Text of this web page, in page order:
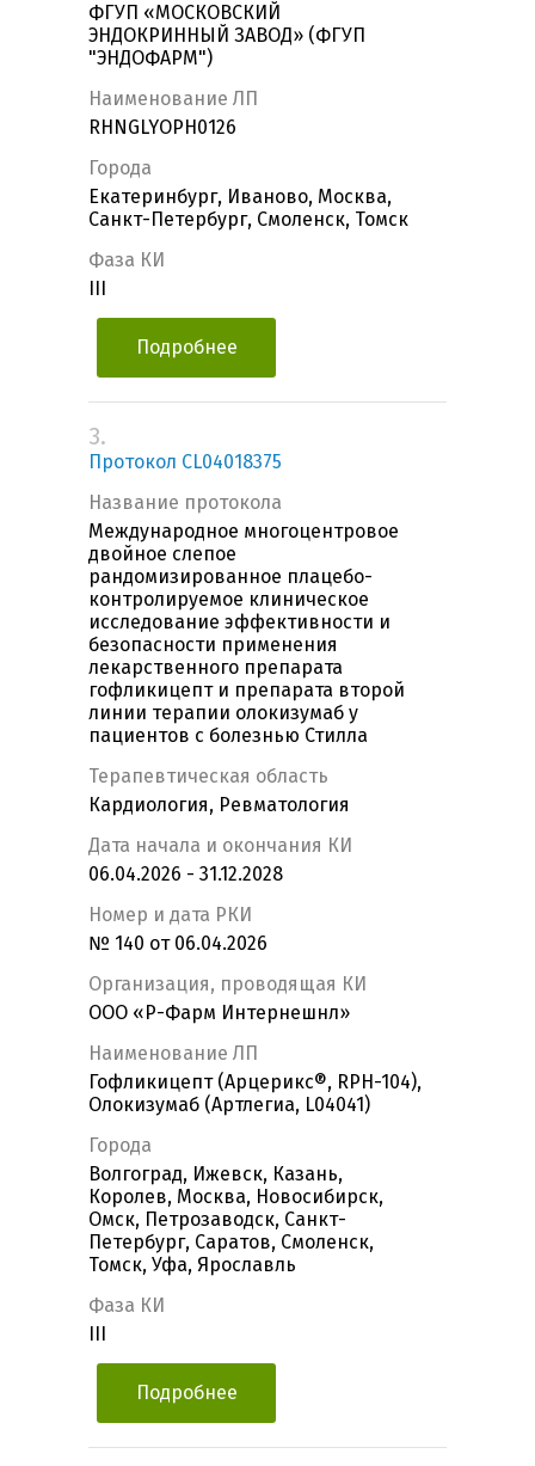
ФГУП «МОСКОВСКИЙ
ЭНДОКРИННЫЙ ЗАВОД» (ФГУП
"ЭНДОФАРМ")
Наименование ЛП
RHNGLYOPH0126
Города
Екатеринбург, Иваново, Москва,
Санкт-Петербург, Смоленск, Томск
Фаза КИ
Подробнее
3.
Протокол CL04018375
Название протокола
Международное многоцентровое
двойное слепое
рандомизированное плацебо-
контролируемое клиническое
исследование эффективности и
безопасности применения
лекарственного препарата
гофликицепт и препарата второй
линии терапии олокизумаб у
пациентов с болезнью Стилла
Терапевтическая область
Кардиология, Ревматология
Дата начала и окончания КИ
06.04.2026 - 31.12.2028
Номер и дата РКИ
№ 140 от 06.04.2026
Организация, проводящая КИ
ООО «Р-Фарм Интернешнл»
Наименование ЛП
Гофликицепт (Арцерикс®, RPH-104),
Олокизумаб (Артлегиа, L04041)
Города
Волгоград, Ижевск, Казань,
Королев, Москва, Новосибирск,
Омск, Петрозаводск, Санкт-
Петербург, Саратов, Смоленск,
Томск, Уфа, Ярославль
Фаза КИ
Подробнее